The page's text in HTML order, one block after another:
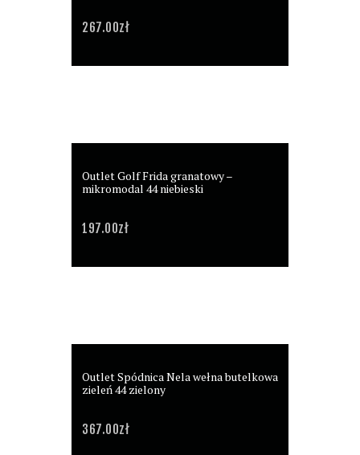
267.00zł
Outlet Golf Frida granatowy –
mikromodal 44 niebieski
197.00zł
Outlet Spódnica Nela wełna butelkowa
zieleń 44 zielony
367.00zł